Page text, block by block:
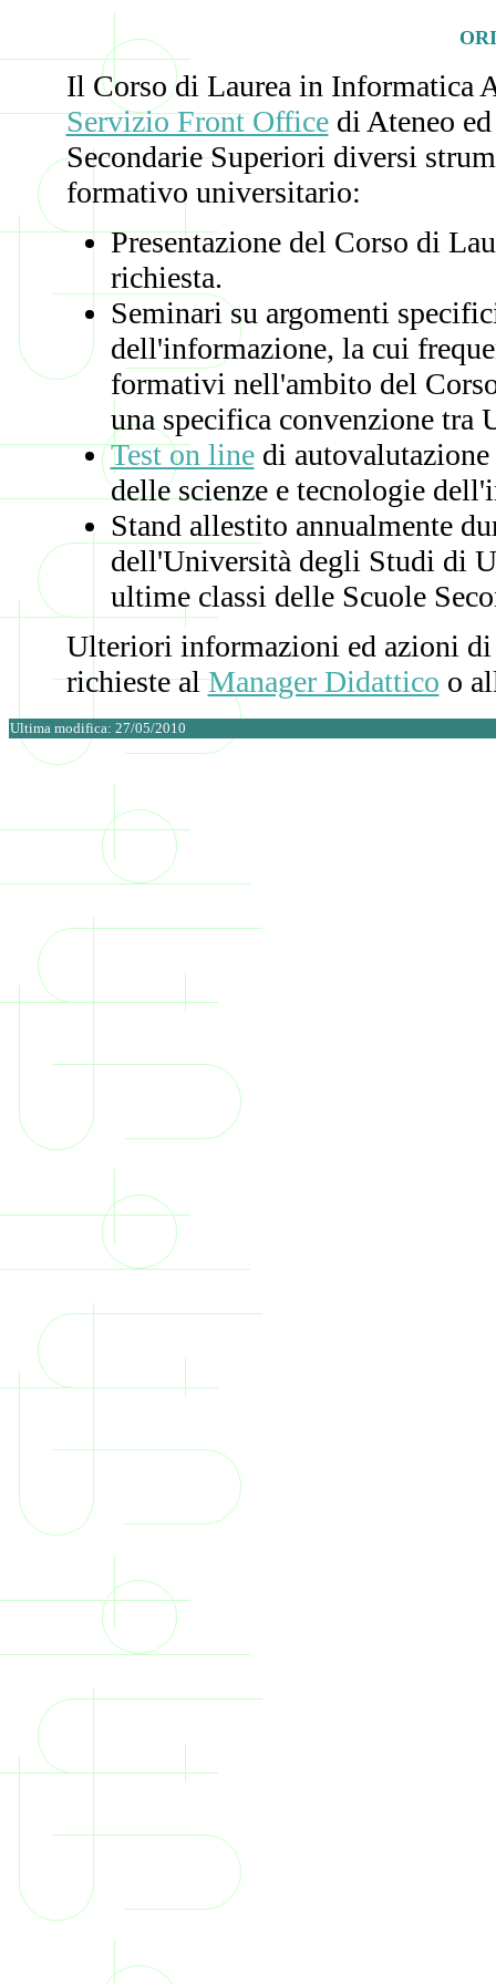
Il Corso di Laurea in Informatica
Servizio Front Officedi Ateneo
Secondarie Superiori diversi
formativo universitario:
Presentazione del Corso di
richiesta.
Seminari su argomenti
dell'informazione, la cui
formativi nell'ambito del
una specifica convenzione tra
Test on linedi autovalutazione
delle scienze e tecnologie
Stand allestito annualmente
dell'Università degli Studi di
ultime classi delle Scuole
Ulteriori informazioni ed azioni di
richieste alManager Didattico o
Ultima modifica: 27/05/2010